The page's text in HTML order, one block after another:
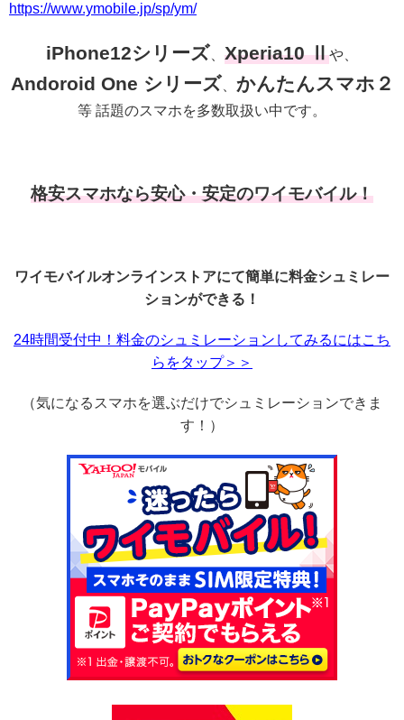
https://www.ymobile.jp/sp/ym/
iPhone12シリーズ、 Xperia10 Ⅱや、
Andoroid One シリーズ、 かんたんスマホ２
等 話題のスマホを多数取扱い中です。
格安スマホなら安心・安定のワイモバイル！
ワイモバイルオンラインストアにて簡単に料金シュミレー
ションができる！
24時間受付中！料金のシュミレーションしてみるにはこち
らをタップ＞＞
（気になるスマホを選ぶだけでシュミレーションできま
す！）